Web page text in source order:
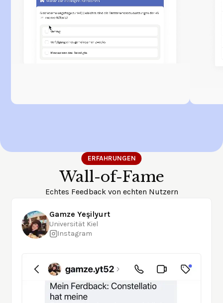
ERFAHRUNGEN
Wall-of-Fame
Echtes Feedback von echten Nutzern
Gamze Yeşilyurt
Universität Kiel
Instagram